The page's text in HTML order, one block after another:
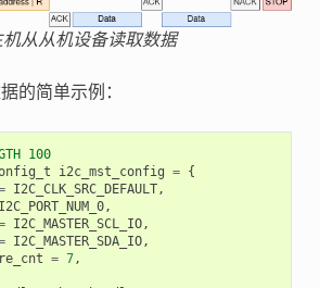
机从从机设备读取数据
的简单示例：
100
i2c_mst_config = {
I2C_CLK_SRC_DEFAULT,
I2C_PORT_NUM_0,
I2C_MASTER_SCL_IO,
I2C_MASTER_SDA_IO,
= 7,